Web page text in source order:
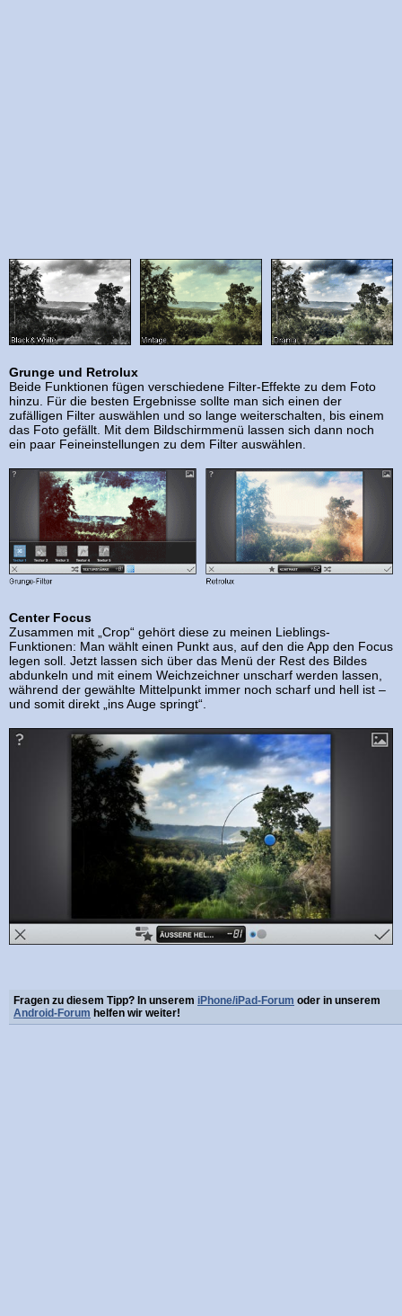
Grunge und Retrolux
Beide Funktionen fügen verschiedene Filter-Effekte zu dem Foto
hinzu. Für die besten Ergebnisse sollte man sich einen der
zufälligen Filter auswählen und so lange weiterschalten, bis einem
das Foto gefällt. Mit dem Bildschirmmenü lassen sich dann noch
ein paar Feineinstellungen zu dem Filter auswählen.
Center Focus
Zusammen mit „Crop“ gehört diese zu meinen Lieblings-
Funktionen: Man wählt einen Punkt aus, auf den die App den Focus
legen soll. Jetzt lassen sich über das Menü der Rest des Bildes
abdunkeln und mit einem Weichzeichner unscharf werden lassen,
während der gewählte Mittelpunkt immer noch scharf und hell ist –
und somit direkt „ins Auge springt“.
Fragen zu diesem Tipp? In unserem iPhone/iPad-Forum oder in unserem
Android-Forum helfen wir weiter!